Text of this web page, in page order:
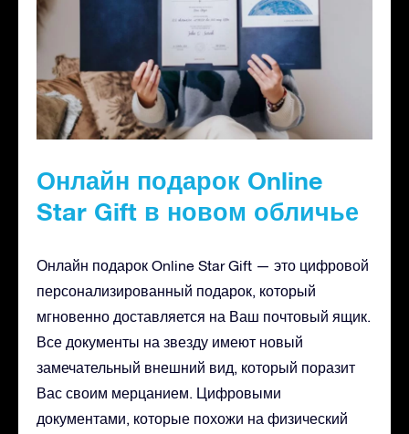
Онлайн подарок Online
Star Gift в новом обличье
Онлайн подарок Online Star Gift — это цифровой
персонализированный подарок, который
мгновенно доставляется на Ваш почтовый ящик.
Все документы на звезду имеют новый
замечательный внешний вид, который поразит
Вас своим мерцанием. Цифровыми
документами, которые похожи на физический